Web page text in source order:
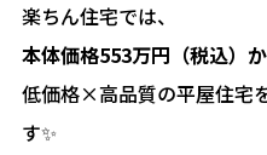
楽ちん住宅では、
本体価格553万円（税込）
低価格×高品質の平屋住宅
す✨